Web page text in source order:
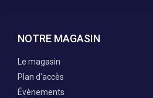
NOTRE MAGASIN
Le magasin
Plan d'accès
Évènements